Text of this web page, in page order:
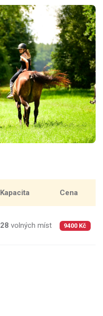
Kapacita Cena
28 volných míst 9400 Kč